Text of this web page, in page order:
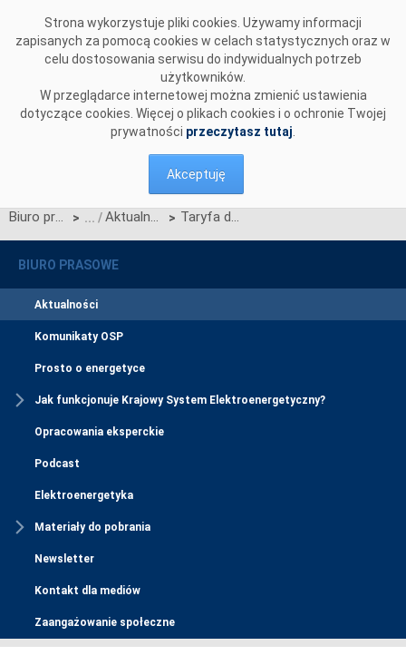
Strona wykorzystuje pliki cookies. Używamy informacji
zapisanych za pomocą cookies w celach statystycznych oraz w
celu dostosowania serwisu do indywidualnych potrzeb
użytkowników.
W przeglądarce internetowej można zmienić ustawienia
dotyczące cookies. Więcej o plikach cookies i o ochronie Twojej
prywatności przeczytasz tutaj
Akceptuję
Biuro prasowe > Aktualności > Taryfa dla energii elektrycznej <nobr>PSE-Operator S.A.</nobr> na rok 2006
BIURO PRASOWE
Aktualności
Komunikaty OSP
Prosto o energetyce
Jak funkcjonuje Krajowy System Elektroenergetyczny?
Opracowania eksperckie
Podcast
Elektroenergetyka
Materiały do pobrania
Newsletter
Kontakt dla mediów
Zaangażowanie społeczne